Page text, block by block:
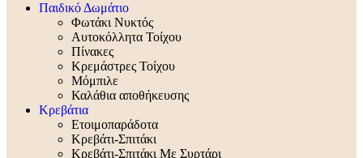
Παιδικό Δωμάτιο
Φωτάκι Νυκτός
Αυτοκόλλητα Τοίχου
Πίνακες
Κρεμάστρες Τοίχου
Μόμπιλε
Καλάθια αποθήκευσης
Κρεβάτια
Ετοιμοπαράδοτα
Κρεβάτι-Σπιτάκι
Κρεβάτι-Σπιτάκι Με Συρτάρι